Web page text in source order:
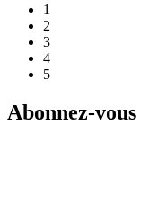
1
2
3
4
5
Abonnez-vous